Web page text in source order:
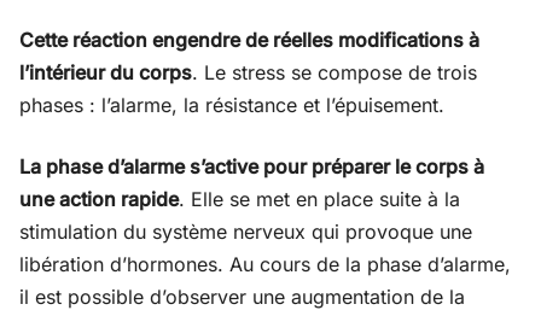
Cette réaction engendre de réelles modifications à
l’intérieur du corps. Le stress se compose de trois
phases : l’alarme, la résistance et l’épuisement.
La phase d’alarme s’active pour préparer le corps à
une action rapide. Elle se met en place suite à la
stimulation du système nerveux qui provoque une
libération d’hormones. Au cours de la phase d’alarme,
il est possible d’observer une augmentation de la